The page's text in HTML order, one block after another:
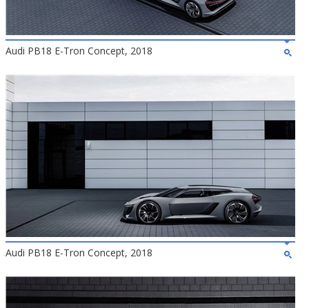
Audi PB18 E-Tron Concept, 2018
Audi PB18 E-Tron Concept, 2018